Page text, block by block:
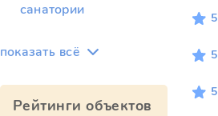
санатории
показать всё
Рейтинги объектов
5
5
5